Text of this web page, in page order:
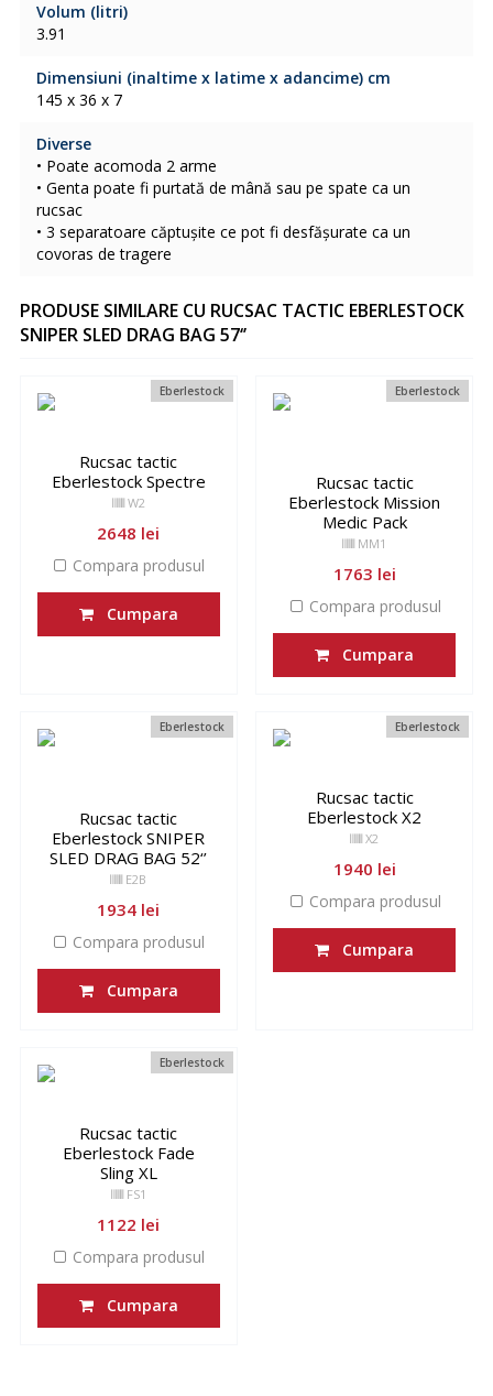
Volum (litri)
3.91
Dimensiuni (inaltime x latime x adancime) cm
145 x 36 x 7
Diverse
• Poate acomoda 2 arme
• Genta poate fi purtată de mână sau pe spate ca un
rucsac
• 3 separatoare căptușite ce pot fi desfășurate ca un
covoras de tragere
PRODUSE SIMILARE CU RUCSAC TACTIC EBERLESTOCK
SNIPER SLED DRAG BAG 57‘’
Eberlestock
Rucsac tactic
Eberlestock Spectre
W2
2648 lei
Compara produsul
Cumpara
Eberlestock
Rucsac tactic
Eberlestock Mission
Medic Pack
MM1
1763 lei
Compara produsul
Cumpara
Eberlestock
Rucsac tactic
Eberlestock SNIPER
SLED DRAG BAG 52‘’
E2B
1934 lei
Compara produsul
Cumpara
Eberlestock
Rucsac tactic
Eberlestock X2
X2
1940 lei
Compara produsul
Cumpara
Eberlestock
Rucsac tactic
Eberlestock Fade
Sling XL
FS1
1122 lei
Compara produsul
Cumpara